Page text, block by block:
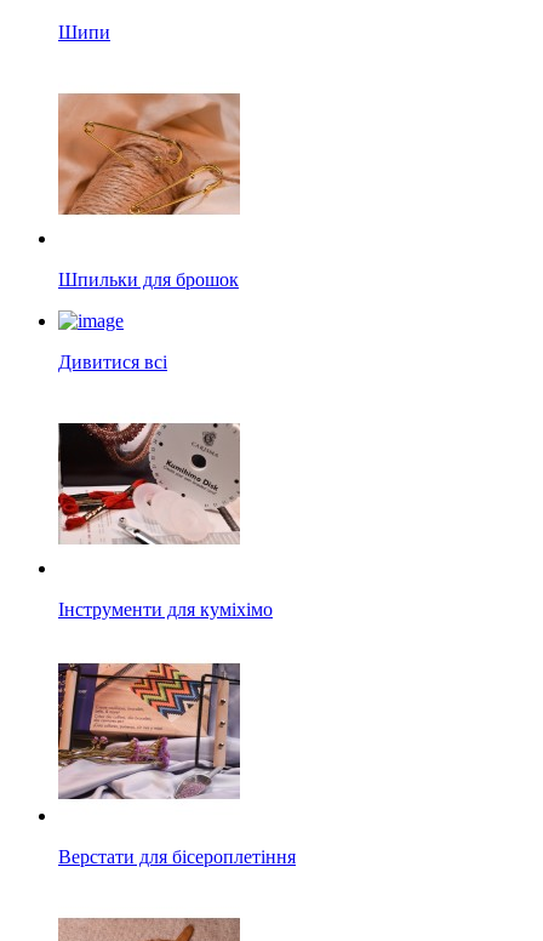
Шипи
Шпильки для брошок
Дивитися всі
Інструменти для куміхімо
Верстати для бісероплетіння